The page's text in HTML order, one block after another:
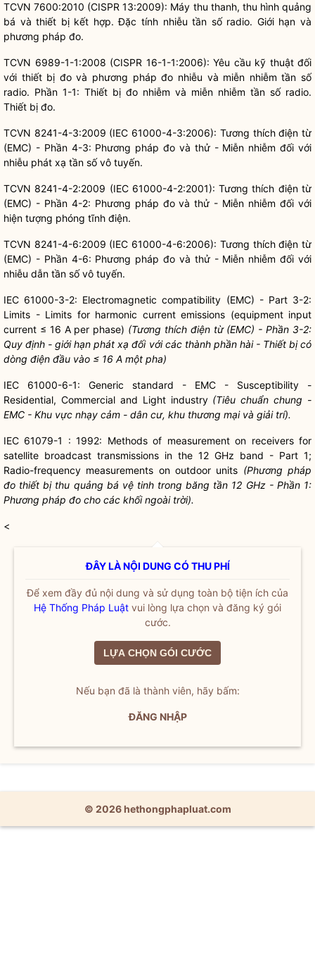
TCVN 7600:2010 (CISPR 13:2009): Máy thu thanh, thu hình quảng
bá và thiết bị kết hợp. Đặc tính nhiễu tần số radio. Giới hạn và
phương pháp đo.
TCVN 6989-1-1:2008 (CISPR 16-1-1:2006): Yêu cầu kỹ thuật đối
với thiết bị đo và phương pháp đo nhiễu và miễn nhiễm tần số
radio. Phần 1-1: Thiết bị đo nhiễm và miễn nhiễm tần số radio.
Thiết bị đo.
TCVN 8241-4-3:2009 (IEC 61000-4-3:2006): Tương thích điện từ
(EMC) - Phần 4-3: Phương pháp đo và thử - Miễn nhiễm đối với
nhiễu phát xạ tần số vô tuyến.
TCVN 8241-4-2:2009 (IEC 61000-4-2:2001): Tương thích điện từ
(EMC) - Phần 4-2: Phương pháp đo và thử - Miễn nhiễm đối với
hiện tượng phóng tĩnh điện.
TCVN 8241-4-6:2009 (IEC 61000-4-6:2006): Tương thích điện từ
(EMC) - Phần 4-6: Phương pháp đo và thử - Miễn nhiễm đối với
nhiễu dẫn tần số vô tuyến.
IEC 61000-3-2: Electromagnetic compatibility (EMC) - Part 3-2:
Limits - Limits for harmonic current emissions (equipment input
current ≤ 16 A per phase) (Tương thích điện từ (EMC) - Phần 3-2:
Quy định - giới hạn phát xạ đối với các thành phần hài - Thiết bị có
dòng điện đầu vào ≤ 16 A một pha)
IEC 61000-6-1: Generic standard - EMC - Susceptibility -
Residential, Commercial and Light industry (Tiêu chuẩn chung -
EMC - Khu vực nhạy cảm - dân cư, khu thương mại và giải trí).
IEC 61079-1 : 1992: Methods of measurement on receivers for
satellite broadcast transmissions in the 12 GHz band - Part 1;
Radio-frequency measurements on outdoor units (Phương pháp
đo thiết bị thu quảng bá vệ tinh trong băng tần 12 GHz - Phần 1:
Phương pháp đo cho các khối ngoài trời).
<
ĐÂY LÀ NỘI DUNG CÓ THU PHÍ
Để xem đầy đủ nội dung và sử dụng toàn bộ tiện ích của
Hệ Thống Pháp Luật vui lòng lựa chọn và đăng ký gói
cước.
LỰA CHỌN GÓI CƯỚC
Nếu bạn đã là thành viên, hãy bấm:
ĐĂNG NHẬP
© 2026 hethongphapluat.com